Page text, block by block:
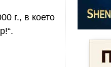
г., в което